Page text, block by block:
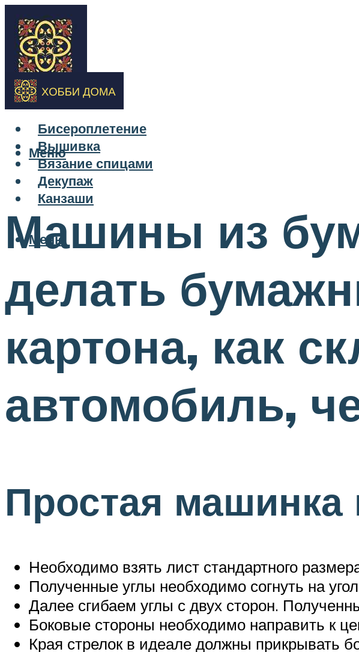
Бисероплетение
Вышивка
Вязание спицами
Декупаж
Канзаши
Меню
Меню
Машины из
делать
картона, как
автомобиль,
Простая машинка
Необходимо взять лист стандартного
Полученные углы необходимо согнуть на
Далее сгибаем углы с двух сторон.
Боковые стороны необходимо направить к
Края стрелок в идеале должны прикрывать